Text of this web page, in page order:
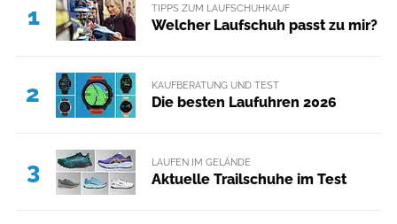
1 TIPPS ZUM LAUFSCHUHKAUF
Welcher Laufschuh passt zu mir?
2 KAUFBERATUNG UND TEST
Die besten Laufuhren 2026
3 LAUFEN IM GELÄNDE
Aktuelle Trailschuhe im Test